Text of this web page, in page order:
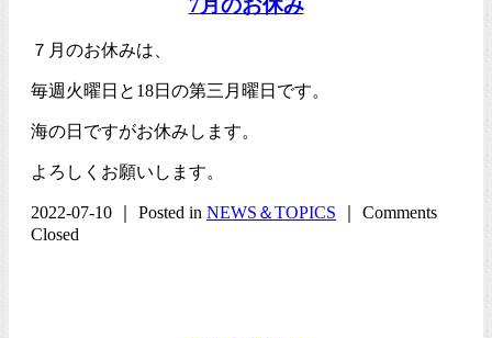
７月のお休みは、
毎週火曜日と18日の第三月曜日です。
海の日ですがお休みします。
よろしくお願いします。
2022-07-10 ｜ Posted in NEWS＆TOPICS
Comments
Closed